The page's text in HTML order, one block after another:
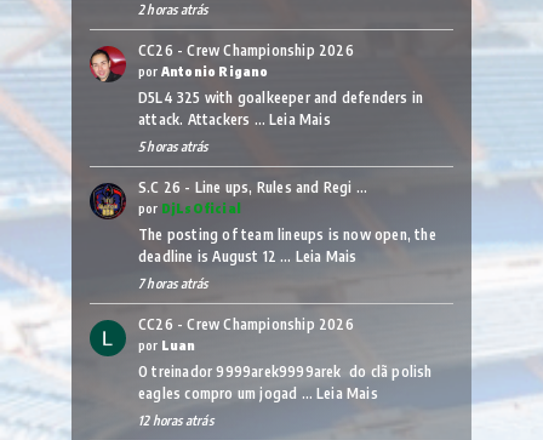
2 horas atrás
CC26 - Crew Championship 2026
por Antonio Rigano
D5L4 325 with goalkeeper and defenders in
attack. Attackers … Leia Mais
5 horas atrás
S.C 26 - Line ups, Rules and Regi …
por DjLsOficial
The posting of team lineups is now open, the
deadline is August 12 … Leia Mais
7 horas atrás
CC26 - Crew Championship 2026
por Luan
O treinador 9999arek9999arek do clã polish
eagles compro um jogad … Leia Mais
12 horas atrás